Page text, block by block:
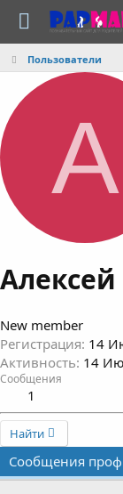
Пользователи
А
Алексей
New member
Регистрация 14
Активность 14
Сообщения
1
Найти
Сообщения